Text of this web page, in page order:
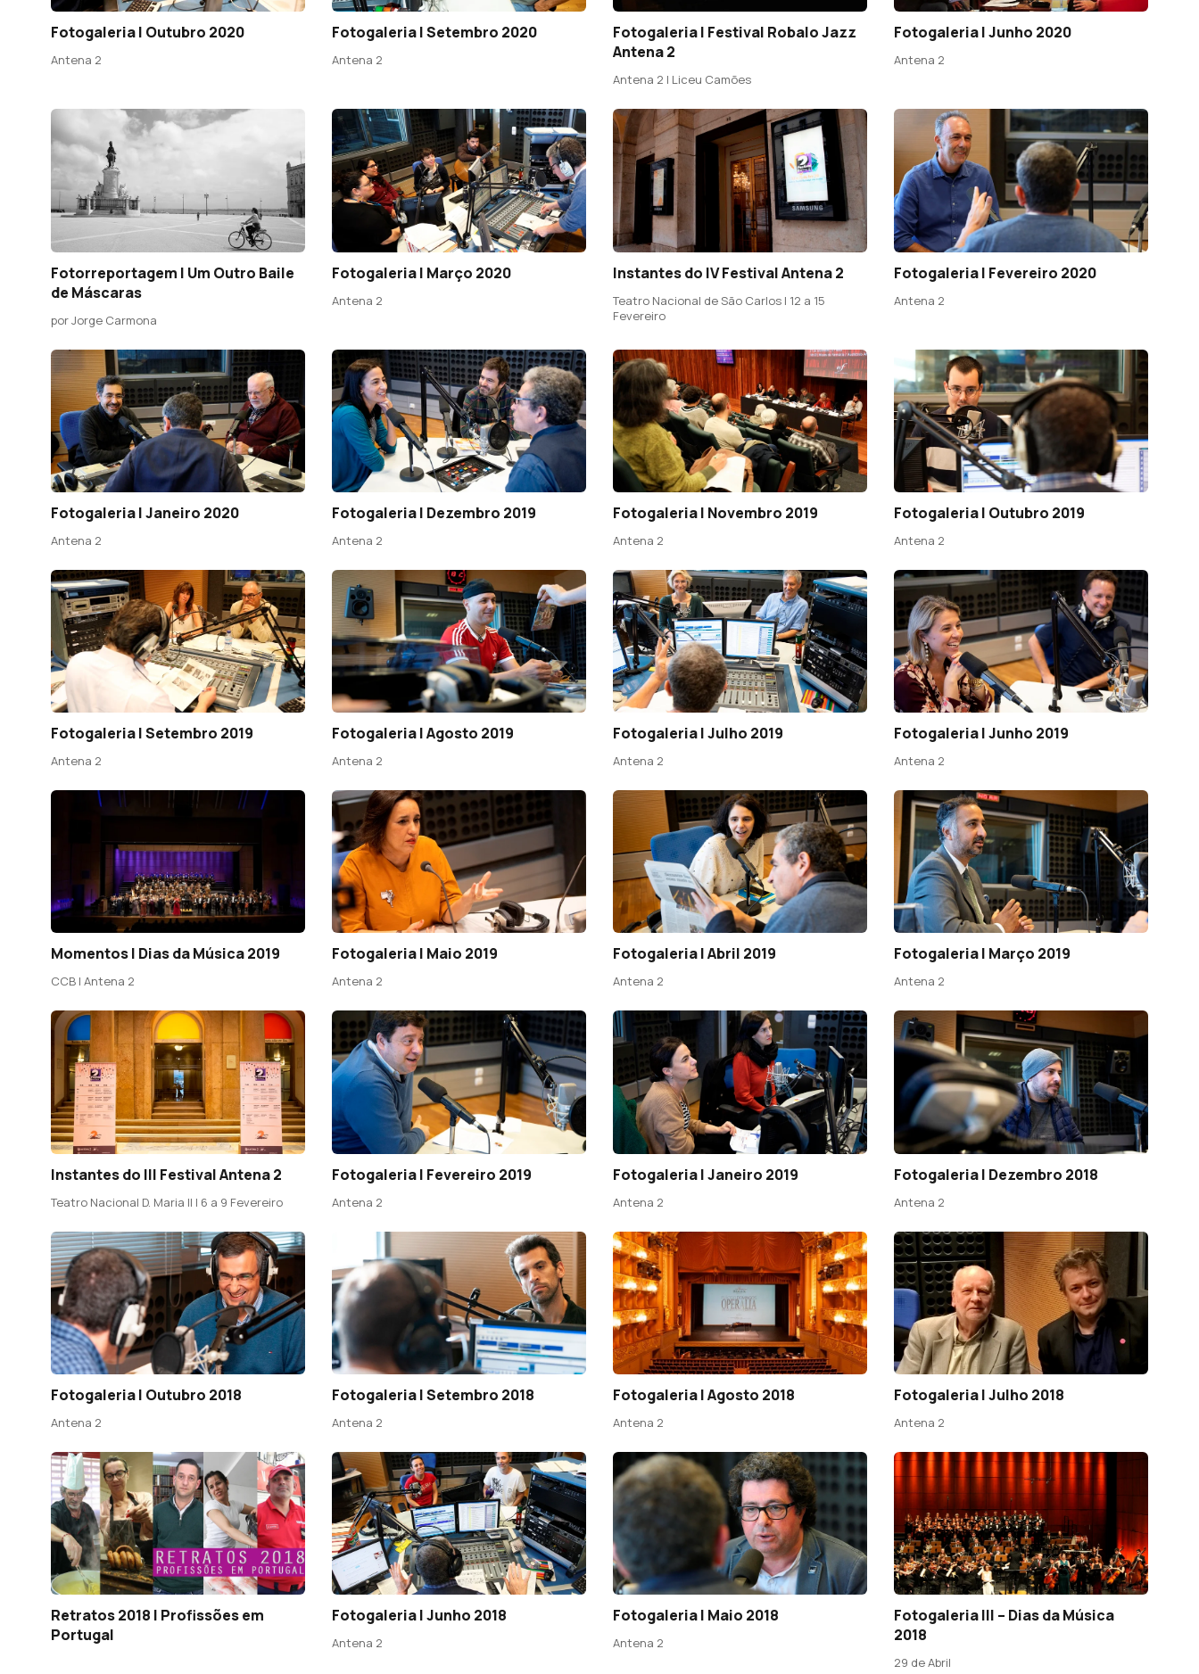
Fotogaleria | Outubro 2020
Antena 2
Fotogaleria | Setembro 2020
Antena 2
Fotogaleria | Festival Robalo Jazz
Antena 2
Antena 2 | Liceu Camões
Fotogaleria | Junho 2020
Antena 2
Fotorreportagem | Um Outro Baile
de Máscaras
por Jorge Carmona
Fotogaleria | Março 2020
Antena 2
Instantes do IV Festival Antena 2
Teatro Nacional de São Carlos | 12 a 15
Fevereiro
Fotogaleria | Fevereiro 2020
Antena 2
Fotogaleria | Janeiro 2020
Antena 2
Fotogaleria | Dezembro 2019
Antena 2
Fotogaleria | Novembro 2019
Antena 2
Fotogaleria | Outubro 2019
Antena 2
Fotogaleria | Setembro 2019
Antena 2
Fotogaleria | Agosto 2019
Antena 2
Fotogaleria | Julho 2019
Antena 2
Fotogaleria | Junho 2019
Antena 2
Momentos | Dias da Música 2019
CCB | Antena 2
Fotogaleria | Maio 2019
Antena 2
Fotogaleria | Abril 2019
Antena 2
Fotogaleria | Março 2019
Antena 2
Instantes do III Festival Antena 2
Teatro Nacional D. Maria II | 6 a 9 Fevereiro
Fotogaleria | Fevereiro 2019
Antena 2
Fotogaleria | Janeiro 2019
Antena 2
Fotogaleria | Dezembro 2018
Antena 2
Fotogaleria | Outubro 2018
Antena 2
Fotogaleria | Setembro 2018
Antena 2
Fotogaleria | Agosto 2018
Antena 2
Fotogaleria | Julho 2018
Antena 2
Retratos 2018 | Profissões em
Portugal
Fotogaleria | Junho 2018
Antena 2
Fotogaleria | Maio 2018
Antena 2
Fotogaleria III – Dias da Música
2018
29 de Abril